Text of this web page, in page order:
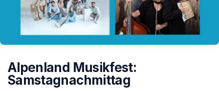
Alpenland Musikfest:
Samstagnachmittag